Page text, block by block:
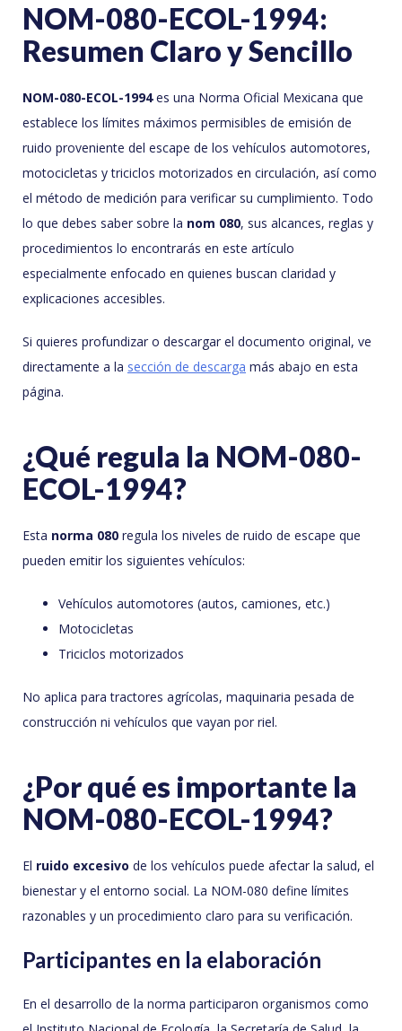
NOM-080-ECOL-1994:
Resumen Claro y Sencillo
NOM-080-ECOL-1994es una Norma Oficial Mexicana que
establece los límites máximos permisibles de emisión de
ruido proveniente del escape de los vehículos automotores,
motocicletas y triciclos motorizados en circulación, así como
el método de medición para verificar su cumplimiento. Todo
lo que debes saber sobre la nom 080, sus alcances, reglas y
procedimientos lo encontrarás en este artículo
especialmente enfocado en quienes buscan claridad y
explicaciones accesibles.
Si quieres profundizar o descargar el documento original, ve
directamente a la sección de descarga más abajo en esta
página.
¿Qué regula la NOM-080-
ECOL-1994?
Esta norma 080 regula los niveles de ruido de escape que
pueden emitir los siguientes vehículos:
Vehículos automotores (autos, camiones, etc.)
Motocicletas
Triciclos motorizados
No aplica para tractores agrícolas, maquinaria pesada de
construcción ni vehículos que vayan por riel.
¿Por qué es importante la
NOM-080-ECOL-1994?
El ruido excesivo de los vehículos puede afectar la salud, el
bienestar y el entorno social. La NOM-080 define límites
razonables y un procedimiento claro para su verificación.
Participantes en la elaboración
En el desarrollo de la norma participaron organismos como